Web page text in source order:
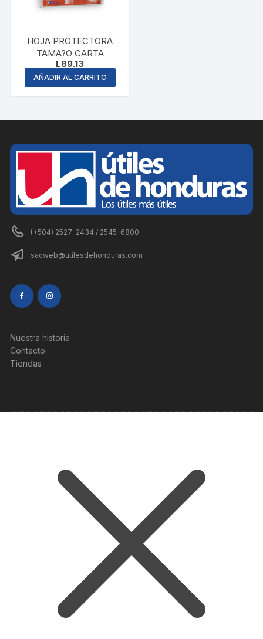
HOJA PROTECTORA
TAMA?O CARTA
L89.13
AÑADIR AL CARRITO
(+504) 2527-2434 / 2545-6800
sacweb@utilesdehonduras.com
Nuestra historia
Contacto
Tiendas